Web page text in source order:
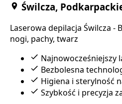
Świlcza,
Laserowa depilacja Świlcza -
nogi, pachy, twarz
Najnowocześniejszy
Bezbolesna
Higiena i sterylność
Szybkość i precyzja